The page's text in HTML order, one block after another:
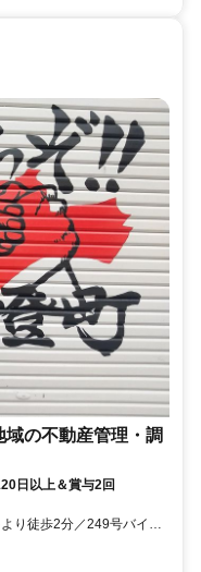
の不動産管理・調
日以上＆賞与2回
り徒歩2分／249号バイパ
) ＊住居の用意/家賃補助